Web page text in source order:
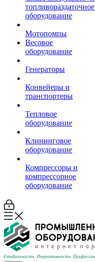
топливораздаточное
оборудование
Мотопомпы
Весовое
оборудование
Генераторы
Конвейеры и
транспортеры
Тепловое
оборудование
Клининговое
оборудование
Компрессоры и
компрессорное
оборудование